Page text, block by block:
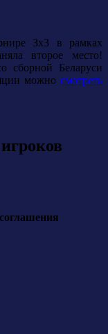
3х3 в рамках
второе место!
сборной Беларуси
можно смотреть